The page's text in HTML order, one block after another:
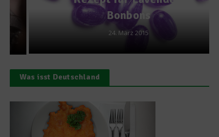
Bonbons
24. März 2015
Was isst Deutschland